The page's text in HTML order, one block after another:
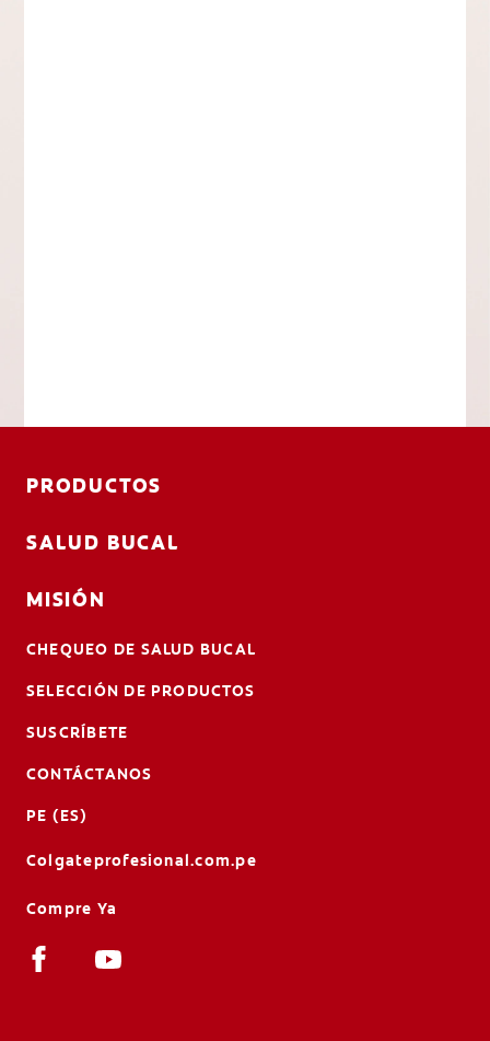
PRODUCTOS
SALUD BUCAL
MISIÓN
CHEQUEO DE SALUD BUCAL
SELECCIÓN DE PRODUCTOS
SUSCRÍBETE
CONTÁCTANOS
PE (ES)
Colgateprofesional.com.pe
Compre Ya